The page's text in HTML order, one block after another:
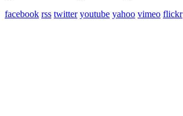
facebook rss twitter youtube yahoo vimeo flickr